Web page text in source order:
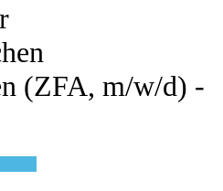
(ZFA, m/w/d) -